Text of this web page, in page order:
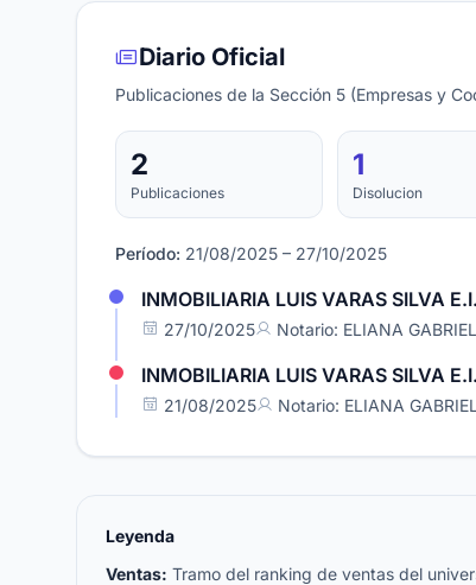
Diario Oficial
Publicaciones de la Sección 5 (Empresas y
2
Publicaciones
1
Disolucion
Período: 21/08/2025 – 27/10/2025
INMOBILIARIA LUIS VARAS SILVA
27/10/2025 Notario: ELIANA
INMOBILIARIA LUIS VARAS SILVA
21/08/2025 Notario: ELIANA
Leyenda
Ventas: Tramo del ranking de ventas del